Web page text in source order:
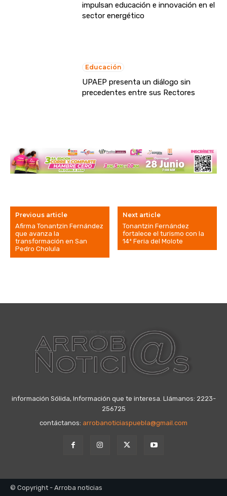
impulsan educación e innovación en el
sector energético
Educación
UPAEP presenta un diálogo sin
precedentes entre sus Rectores
Previous article
Afirma Tonantzin Fernández
que avanza la
transformación en San
Pedro Cholula
Next article
Tonantzin Fernández
fortalece el turismo con la
14ª Feria del Molote
información Sólida, Información que te interesa. Llámanos: 2223-
256725
contáctanos: arrobanoticiaspuebla@gmail.com
© Copyright - Arroba noticias